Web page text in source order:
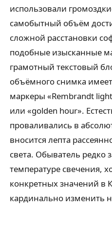
использовали
самобытный объём
сложной расстановки
подобные изысканные
грамотный текстовый
объёмного снимка
маркеры «Rembrandt
или «golden hour».
проваливались в
вносится лепта
света. Обыватель редко
температуре свечения,
конкретных значений в
кардинально изменить